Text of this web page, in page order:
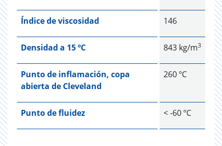
Índice de viscosidad 146
Densidad a 15 ºC 843 kg/m3
Punto de inflamación, copa
abierta de Cleveland
260 ºC
Punto de fluidez < -60 ºC